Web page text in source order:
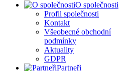
O společnosti
Profil společnosti
Kontakt
Všeobecné obchodní
podmínky
Aktuality
GDPR
Partneři